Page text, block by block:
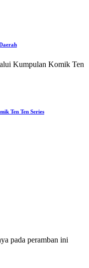
Ten Ten Series
pada peramban ini